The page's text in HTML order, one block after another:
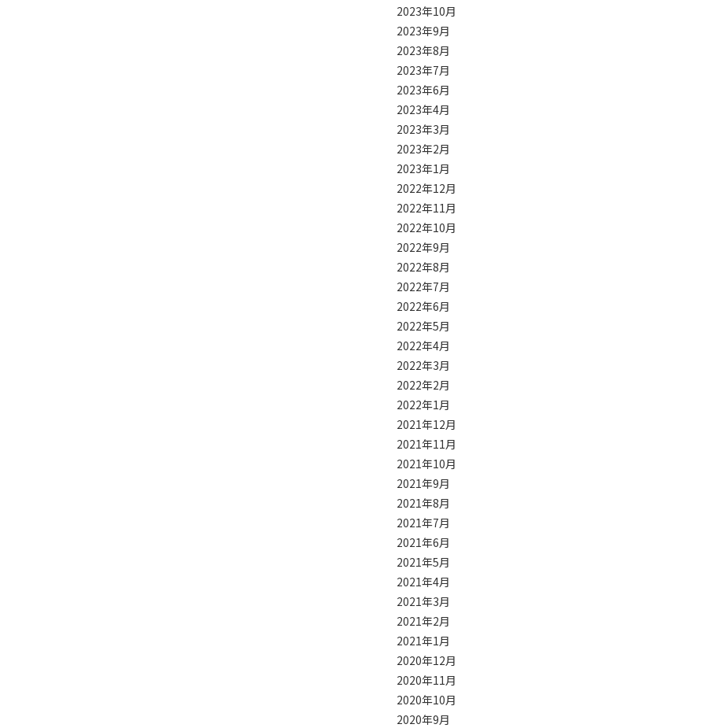
2023年10月
2023年9月
2023年8月
2023年7月
2023年6月
2023年4月
2023年3月
2023年2月
2023年1月
2022年12月
2022年11月
2022年10月
2022年9月
2022年8月
2022年7月
2022年6月
2022年5月
2022年4月
2022年3月
2022年2月
2022年1月
2021年12月
2021年11月
2021年10月
2021年9月
2021年8月
2021年7月
2021年6月
2021年5月
2021年4月
2021年3月
2021年2月
2021年1月
2020年12月
2020年11月
2020年10月
2020年9月